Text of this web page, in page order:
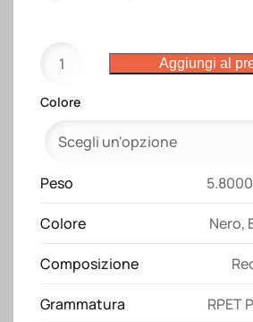
documenti
in
riciclato
PET
con
chiusura
con
zip
e
pratica
Aggiungi al
Colore
Peso
Colore Nero,
Composizione
Grammatura RPET